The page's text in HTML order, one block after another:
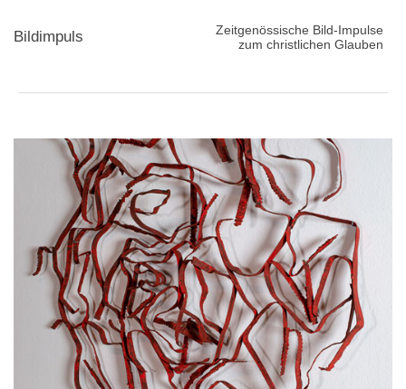
Bildimpuls
Zeitgenössische Bild-Impulse
zum christlichen Glauben